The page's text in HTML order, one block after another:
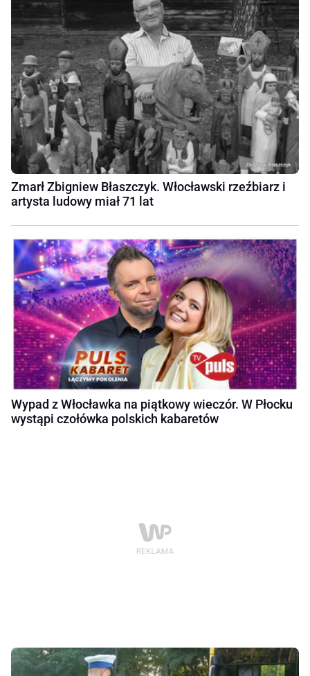
Zmarł Zbigniew Błaszczyk. Włocławski rzeźbiarz i
artysta ludowy miał 71 lat
Wypad z Włocławka na piątkowy wieczór. W Płocku
wystąpi czołówka polskich kabaretów